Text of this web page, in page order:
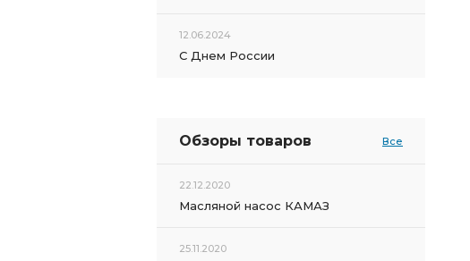
12.06.2024
С Днем России
Обзоры товаров Все
22.12.2020
Масляной насос КАМАЗ
25.11.2020